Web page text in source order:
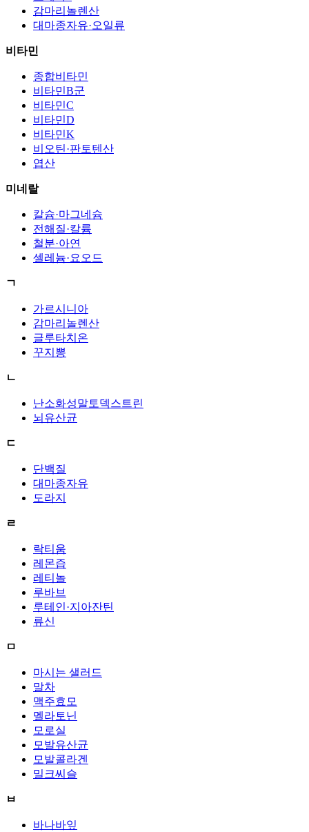
감마리놀렌산
대마종자유·오일류
비타민
종합비타민
비타민B군
비타민C
비타민D
비타민K
비오틴·판토텐산
엽산
미네랄
칼슘·마그네슘
전해질·칼륨
철분·아연
셀레늄·요오드
ㄱ
가르시니아
감마리놀렌산
글루타치온
꾸지뽕
ㄴ
난소화성말토덱스트린
뇌유산균
ㄷ
단백질
대마종자유
도라지
ㄹ
락티움
레몬즙
레티놀
루바브
루테인·지아잔틴
류신
ㅁ
마시는 샐러드
말차
맥주효모
멜라토닌
모로실
모발유산균
모발콜라겐
밀크씨슬
ㅂ
바나바잎